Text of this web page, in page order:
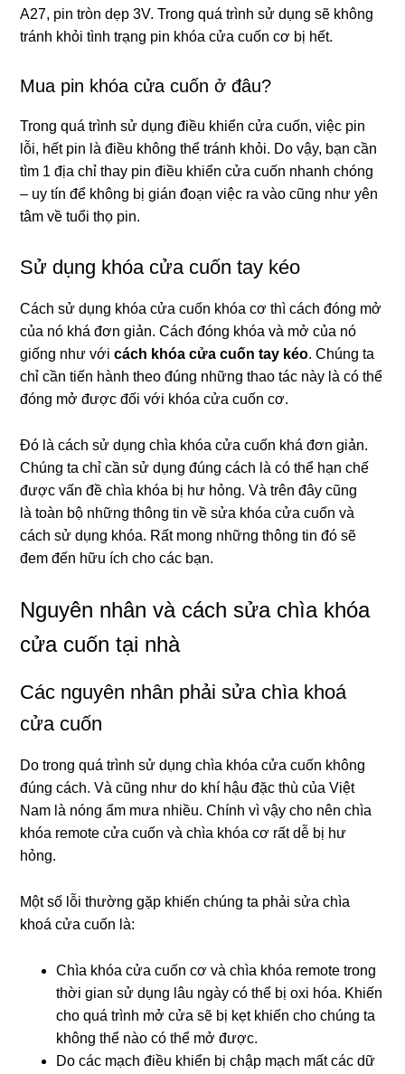
A27, pin tròn dẹp 3V. Trong quá trình sử dụng sẽ không
tránh khỏi tình trạng pin khóa cửa cuốn cơ bị hết.
Mua pin khóa cửa cuốn ở đâu?
Trong quá trình sử dụng điều khiển cửa cuốn, việc pin
lỗi, hết pin là điều không thể tránh khỏi. Do vậy, bạn cần
tìm 1 địa chỉ thay pin điều khiển cửa cuốn nhanh chóng
– uy tín để không bị gián đoạn việc ra vào cũng như yên
tâm về tuổi thọ pin.
Sử dụng khóa cửa cuốn tay kéo
Cách sử dụng khóa cửa cuốn khóa cơ thì cách đóng mở
của nó khá đơn giản. Cách đóng khóa và mở của nó
giống như vớicách khóa cửa cuốn tay kéo. Chúng ta
chỉ cần tiến hành theo đúng những thao tác này là có thể
đóng mở được đối với khóa cửa cuốn cơ.
Đó là cách sử dụng chìa khóa cửa cuốn khá đơn giản.
Chúng ta chỉ cần sử dụng đúng cách là có thể hạn chế
được vấn đề chìa khóa bị hư hỏng. Và trên đây cũng
là toàn bộ những thông tin về sửa khóa cửa cuốn và
cách sử dụng khóa. Rất mong những thông tin đó sẽ
đem đến hữu ích cho các bạn.
Nguyên nhân và cách sửa chìa khóa
cửa cuốn tại nhà
Các nguyên nhân phải sửa chìa khoá
cửa cuốn
Do trong quá trình sử dụng chìa khóa cửa cuốn không
đúng cách. Và cũng như do khí hậu đặc thù của Việt
Nam là nóng ẩm mưa nhiều. Chính vì vậy cho nên chìa
khóa remote cửa cuốn và chìa khóa cơ rất dễ bị hư
hỏng.
Một số lỗi thường gặp khiến chúng ta phải sửa chìa
khoá cửa cuốn là:
Chìa khóa cửa cuốn cơ và chìa khóa remote trong
thời gian sử dụng lâu ngày có thể bị oxi hóa. Khiến
cho quá trình mở cửa sẽ bị kẹt khiến cho chúng ta
không thể nào có thể mở được.
Do các mạch điều khiển bị chập mạch mất các dữ